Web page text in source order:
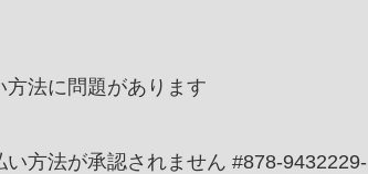
法に問題があります
方法が承認されません #878-9432229-